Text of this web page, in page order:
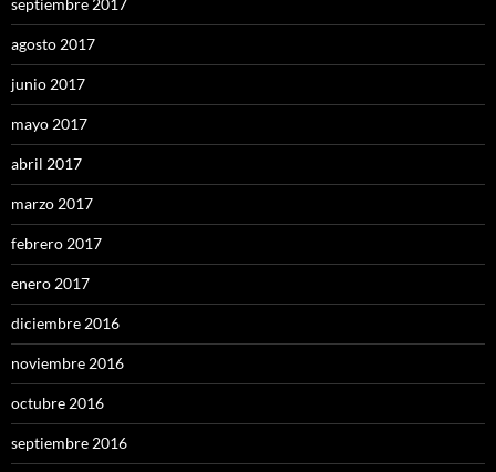
septiembre 2017
agosto 2017
junio 2017
mayo 2017
abril 2017
marzo 2017
febrero 2017
enero 2017
diciembre 2016
noviembre 2016
octubre 2016
septiembre 2016